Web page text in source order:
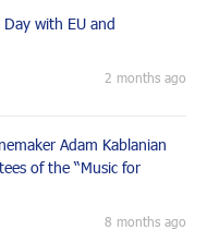
with EU and
2 months ago
Adam Kablanian
of the “Music for
8 months ago